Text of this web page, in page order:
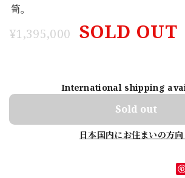
笥。
¥1,395,000 SOLD OUT
International shipping
Sold out
日本国内にお住まいの方